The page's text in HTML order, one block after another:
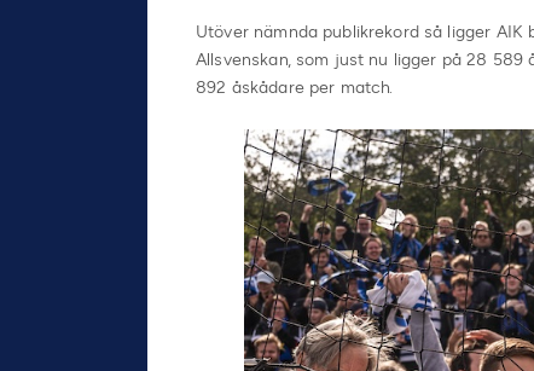
Utöver nämnda publikrekord så ligger
Allsvenskan, som just nu ligger på 28 589
892 åskådare per match.